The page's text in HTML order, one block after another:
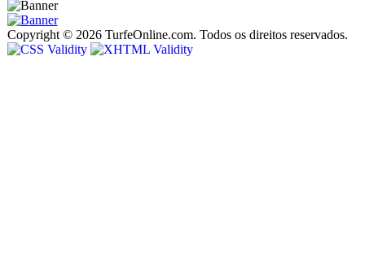
Copyright © 2026 TurfeOnline.com. Todos os direitos reservados.